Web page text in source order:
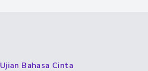
Ujian Bahasa Cinta